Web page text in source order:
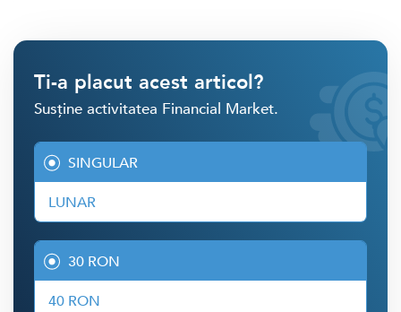
Ti-a placut acest articol?
Susține activitatea Financial Market.
SINGULAR
LUNAR
30 RON
40 RON